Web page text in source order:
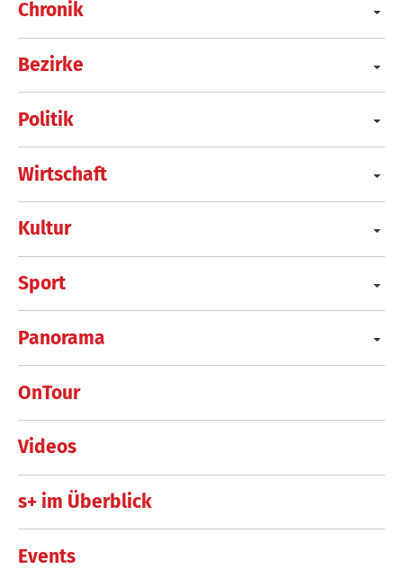
Chronik
Bezirke
Politik
Wirtschaft
Kultur
Sport
Panorama
OnTour
Videos
s+ im Überblick
Events